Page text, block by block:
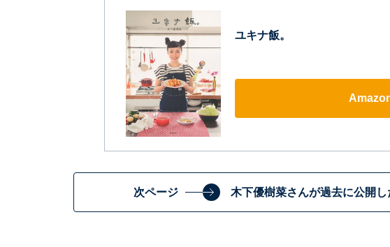
ユキナ飯。
次ページ 木下優樹菜さんが過去に公開